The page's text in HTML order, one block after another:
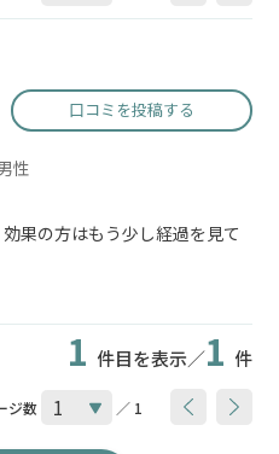
口コミを投稿する
性
果の方はもう少し経過を見て
1 件目を表示／1 件
ジ数 ／ 1